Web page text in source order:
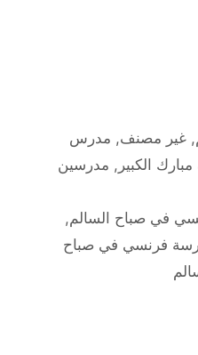
,غير مصنف, مدرس
الكبير , مدرسين
في صباح السالم,
فرنسي في صباح